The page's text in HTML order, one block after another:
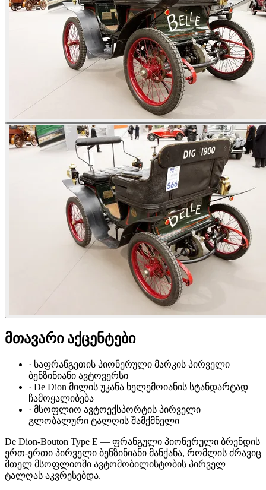
მთავარი აქცენტები
· საფრანგეთის პიონერული მარკის პირველი
ბენზინიანი ავტოვერსი
· De Dion მილის უკანა ხელემოიანის სტანდარტად
ჩამოყალიბება
· მსოფლიო ავტოექსპორტის პირველი
გლობალური ტალღის შამქმნელი
De Dion-Bouton Type E — ფრანგული პიონერული ბრენდის
ერთ-ერთი პირველი ბენზინიანი მანქანა, რომლის ძრავიც
მთელ მსოფლიოში ავტომობილისტობის პირველ
ტალღას აკვრესებდა.